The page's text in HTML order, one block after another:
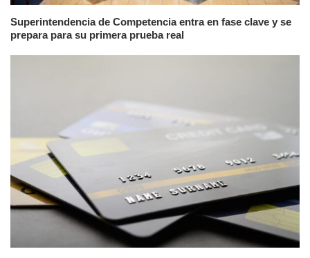
Superintendencia de Competencia entra en fase clave y se
prepara para su primera prueba real